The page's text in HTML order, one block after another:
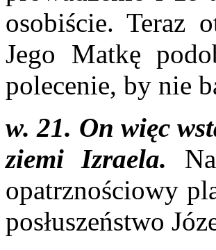
osobiście. Teraz
Jego Matkę
polecenie, by nie
w. 21. On więc
ziemi Izraela.
opatrznościowy
posłuszeństwo